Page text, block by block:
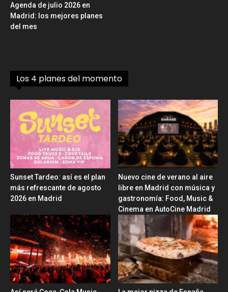
Agenda de julio 2026 en
Madrid: los mejores planes
del mes
Los 4 planes del momento
Sunset Tardeo: así es el plan
más refrescante de agosto
2026 en Madrid
Nuevo cine de verano al aire
libre en Madrid con música y
gastronomía: Food, Music &
Cinema en AutoCine Madrid